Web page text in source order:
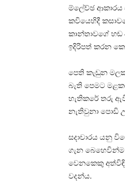
ම්ලේච්ඡ ආකාරය
කවියෙහිදී
කාන්තාවගේ
ඉදිරිපත් කරන
පෙති කැඩුන
බැති පෙමට
හැතිකරේ තරු
නැතිවුනා පොඩි
සදාචාරය යනු
ගැන
වෙනකෙකු
වදන්ය.